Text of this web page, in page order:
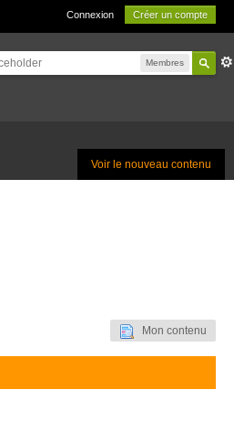
Connexion Créer un compte
Membres
Voir le nouveau contenu
Mon contenu